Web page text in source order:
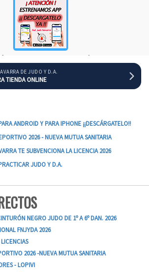
DE JUDO Y D.A.
TIENDA ONLINE
ANDROID Y PARA IPHONE ¡¡DESCÁRGATELO!!
2026 - NUEVA MUTUA SANITARIA
TE SUBVENCIONA LA LICENCIA 2026
JUDO Y D.A.
NEGRO JUDO DE 1º A 6º DAN. 2026
FNJYDA 2026
2026 -NUEVA MUTUA SANITARIA
- LOPIVI